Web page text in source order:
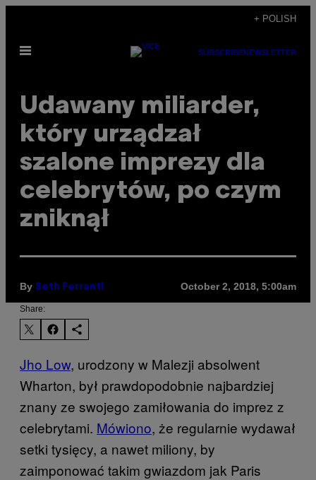
content
+ POLISH
Open
SUBSCRIBENEWSLETTER
Udawany miliarder,
który urządzał
szalone imprezy dla
celebrytów, po czym
zniknął
By Seth Ferranti October 2, 2018, 5:00am
Share:
Jho Low, urodzony w Malezji absolwent
Wharton, był prawdopodobnie najbardziej
znany ze swojego zamiłowania do imprez z
celebrytami. Mówiono, że regularnie wydawał
setki tysięcy, a nawet miliony, by
zaimponować takim gwiazdom jak Paris